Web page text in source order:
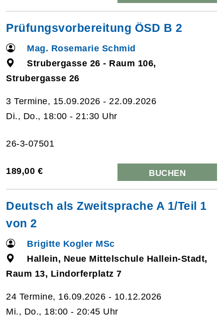
Prüfungsvorbereitung ÖSD B 2
Mag. Rosemarie Schmid
Strubergasse 26 - Raum 106,
Strubergasse 26
3 Termine, 15.09.2026 - 22.09.2026
Di., Do., 18:00 - 21:30 Uhr
26-3-07501
189,00 € BUCHEN
Deutsch als Zweitsprache A 1/Teil 1
von 2
Brigitte Kogler MSc
Hallein, Neue Mittelschule Hallein-Stadt,
Raum 13, Lindorferplatz 7
24 Termine, 16.09.2026 - 10.12.2026
Mi., Do., 18:00 - 20:45 Uhr